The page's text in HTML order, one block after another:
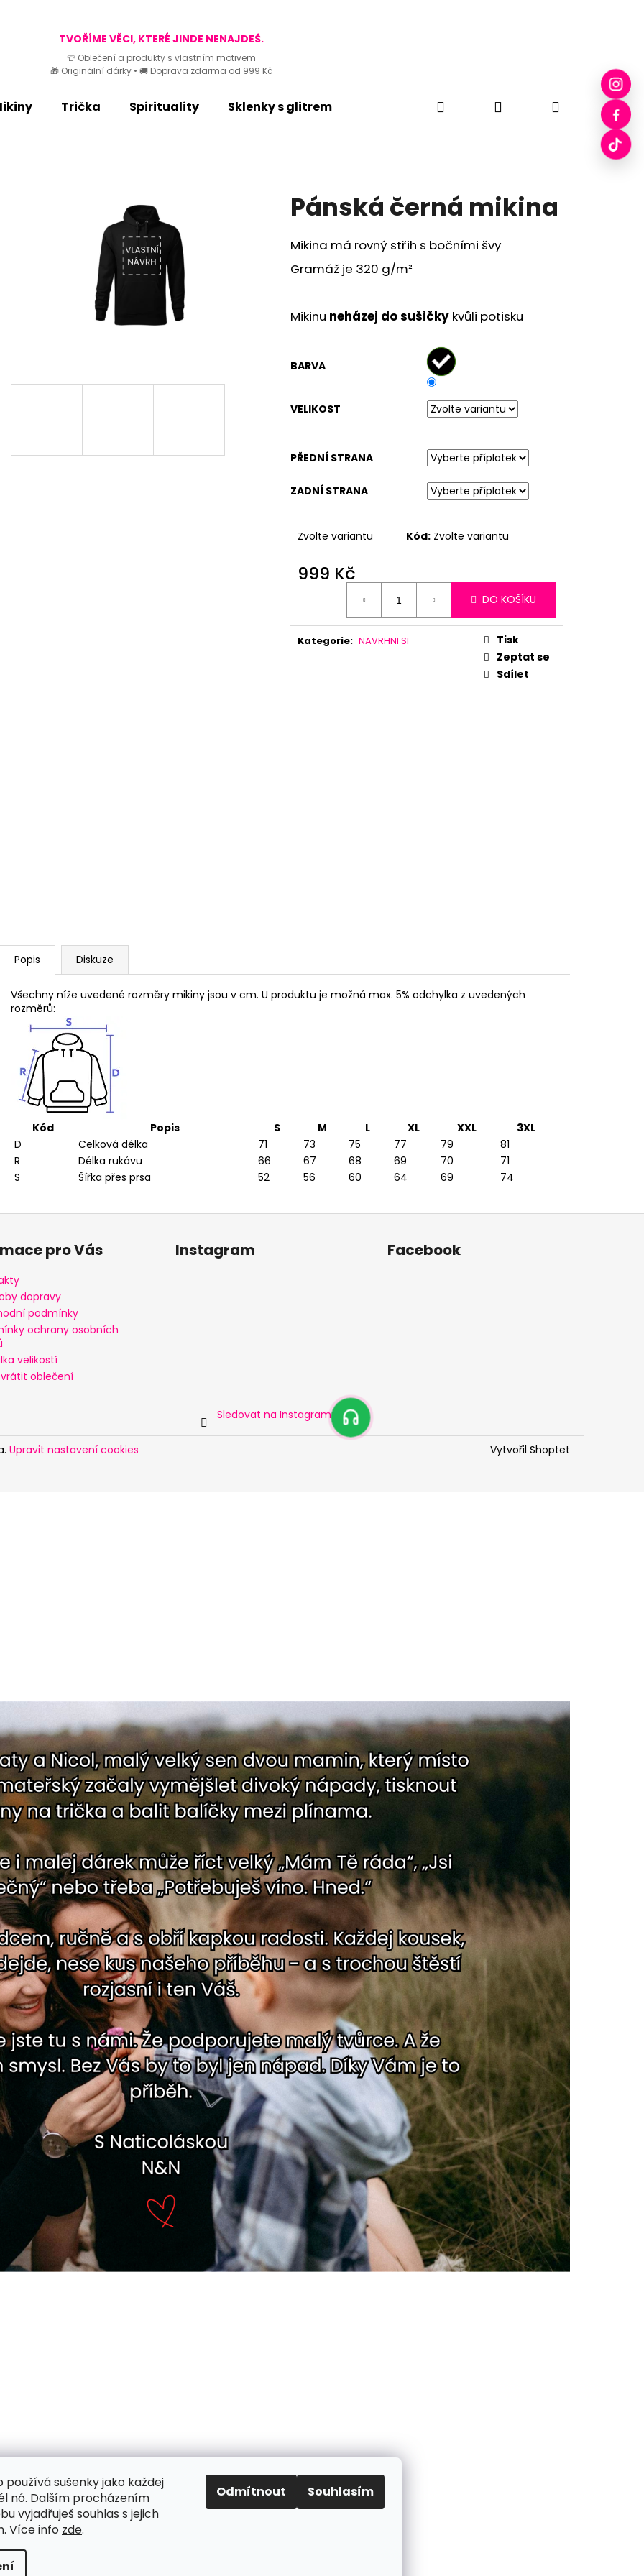
TVOŘÍME VĚCI, KTERÉ JINDE NENAJDEŠ.
👕 Oblečení a produkty s vlastním motivem
🎁 Originální dárky • 🚚 Doprava zdarma od 999 Kč
používá sušenky jako každej
nó. Dalším procházením
vyjadřuješ souhlas s jejich
Více info zde.
Odmítnout Souhlasím
Trička Spirituality Sklenky s glitrem Plátěné tašky Drobci Pecka Skleničky
Hledat PřihlášeníNákupní
Pánská černá mikina
Mikina má rovný střih s bočními švy
Gramáž je 320 g/m²
Mikinu neházej do sušičky kvůli potisku
BARVA
VELIKOST
PŘEDNÍ STRANA
ZADNÍ STRANA
Zvolte variantu Kód: Zvolte variantu
999 Kč
DO KOŠÍKU
Kategorie: NAVRHNI SI
Tisk
Zeptat se
Sdílet
Popis Diskuze
Všechny níže uvedené rozměry mikiny jsou v cm. U produktu je možná max. 5% odchylka z uvedených
rozměrů:
Kód Popis S M L XL XXL
3XL
D
Celková délka 71 73 75 77 79
81
R
Délka rukávu 66 67 68 69 70
71
S
Šířka přes prsa 52 56 60 64 69 74
Co potřebujete najít?
pro Vás
dopravy
podmínky
ochrany osobních
velikostí
oblečení
Instagram
Sledovat na Instagramu
Facebook
Vytvořil Shoptet
Upravit nastavení cookies